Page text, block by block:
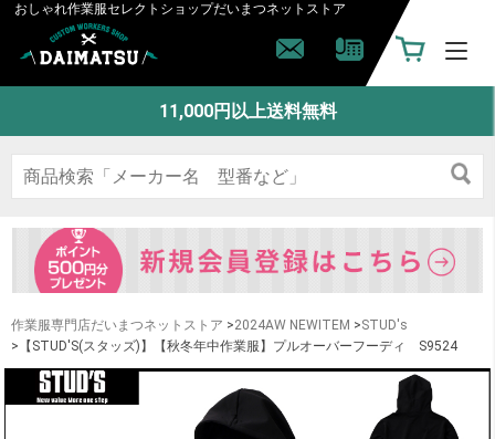
おしゃれ作業服セレクトショップだいまつネットストア
11,000円以上送料無料
作業服専門店だいまつネットストア >2024AW NEWITEM >STUD's
>【STUD'S(スタッズ)】【秋冬年中作業服】プルオーバーフーディ S9524